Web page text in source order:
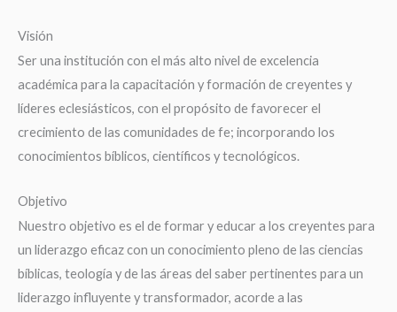
Visión
Ser una institución con el más alto nivel de excelencia
académica para la capacitación y formación de creyentes y
líderes eclesiásticos, con el propósito de favorecer el
crecimiento de las comunidades de fe; incorporando los
conocimientos bíblicos, científicos y tecnológicos.
Objetivo
Nuestro objetivo es el de formar y educar a los creyentes para
un liderazgo eficaz con un conocimiento pleno de las ciencias
bíblicas, teología y de las áreas del saber pertinentes para un
liderazgo influyente y transformador, acorde a las